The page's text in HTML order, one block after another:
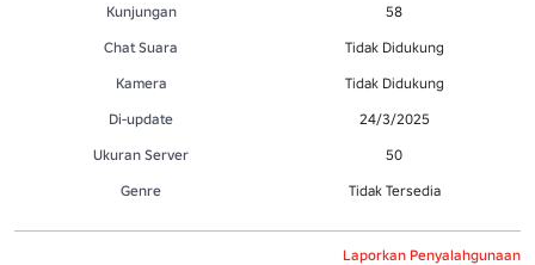
Kunjungan
58
Chat Suara
Tidak Didukung
Kamera
Tidak Didukung
Di-update
24/3/2025
Ukuran Server
50
Genre
Tidak Tersedia
Laporkan Penyalahgunaan